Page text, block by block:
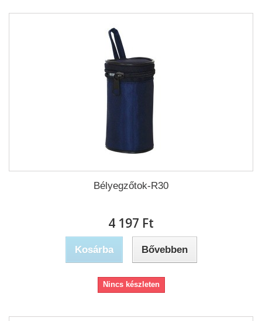
Bélyegzőtok-R30
4 197 Ft‎
Kosárba Bővebben
Nincs készleten